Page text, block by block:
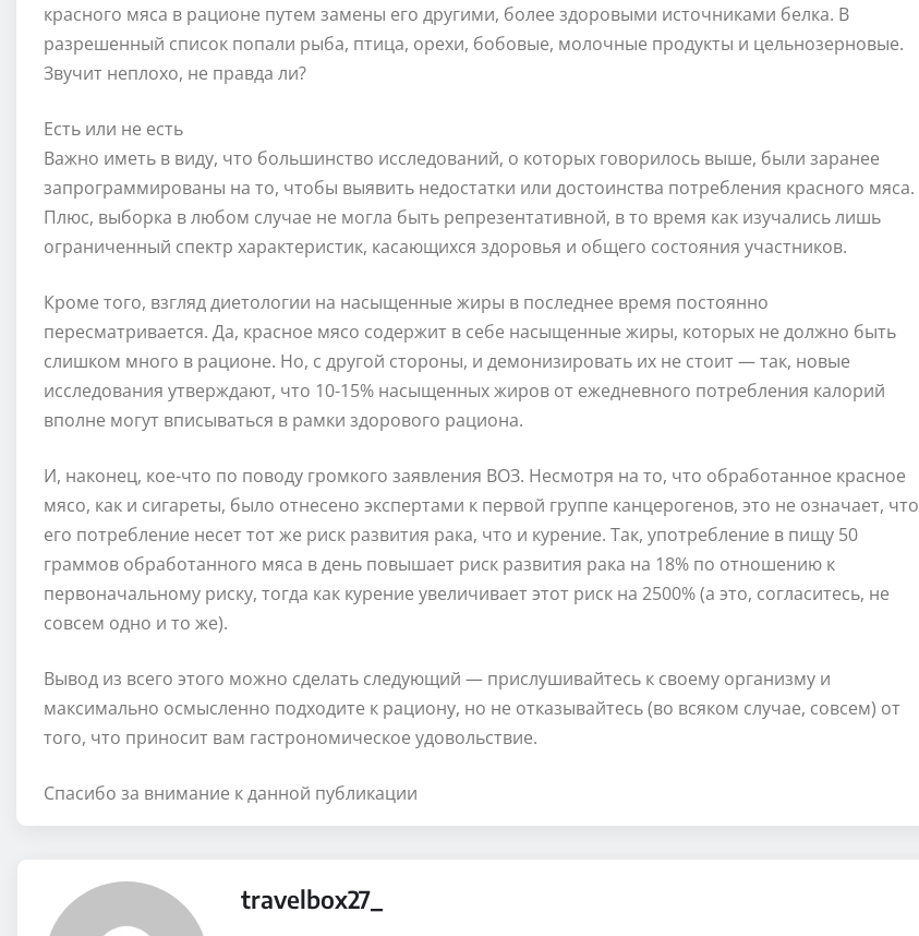
красного мяса в рационе путем замены его другими, более здоровыми источниками белка. В
разрешенный список попали рыба, птица, орехи, бобовые, молочные продукты и цельнозерновые.
Звучит неплохо, не правда ли?
Есть или не есть
Важно иметь в виду, что большинство исследований, о которых говорилось выше, были заранее
запрограммированы на то, чтобы выявить недостатки или достоинства потребления красного мяса.
Плюс, выборка в любом случае не могла быть репрезентативной, в то время как изучались лишь
ограниченный спектр характеристик, касающихся здоровья и общего состояния участников.
Кроме того, взгляд диетологии на насыщенные жиры в последнее время постоянно
пересматривается. Да, красное мясо содержит в себе насыщенные жиры, которых не должно быть
слишком много в рационе. Но, с другой стороны, и демонизировать их не стоит — так, новые
исследования утверждают, что 10-15% насыщенных жиров от ежедневного потребления калорий
вполне могут вписываться в рамки здорового рациона.
И, наконец, кое-что по поводу громкого заявления ВОЗ. Несмотря на то, что обработанное красное
мясо, как и сигареты, было отнесено экспертами к первой группе канцерогенов, это не означает, что
его потребление несет тот же риск развития рака, что и курение. Так, употребление в пищу 50
граммов обработанного мяса в день повышает риск развития рака на 18% по отношению к
первоначальному риску, тогда как курение увеличивает этот риск на 2500% (а это, согласитесь, не
совсем одно и то же).
Вывод из всего этого можно сделать следующий — прислушивайтесь к своему организму и
максимально осмысленно подходите к рациону, но не отказывайтесь (во всяком случае, совсем) от
того, что приносит вам гастрономическое удовольствие.
Спасибо за внимание к данной публикации
travelbox27_